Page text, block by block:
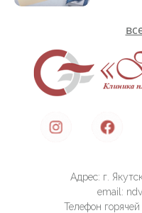
Адрес: г.
email:
Телефон